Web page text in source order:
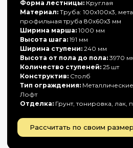
Форма лестницы: Круглая
Материал: Труба: 100х100х3,
профильная труба 80х60х3 мм
Ширина марша: 1000 мм
Высота шага: 191 мм
Ширина ступени: 240 мм
Высота от пола до пола: 3970
Количество ступеней: 25 шт
Конструктив: Столб
Тип ограждения:
Лофт
Отделка: Грунт, тонировка, лак,
Рассчитать по своим